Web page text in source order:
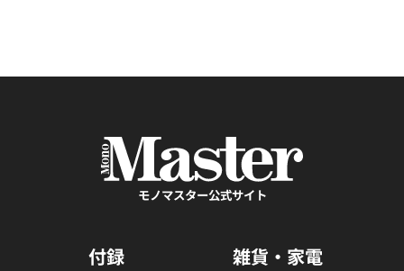
モノマスター公式サイト
付録
雑貨・家電